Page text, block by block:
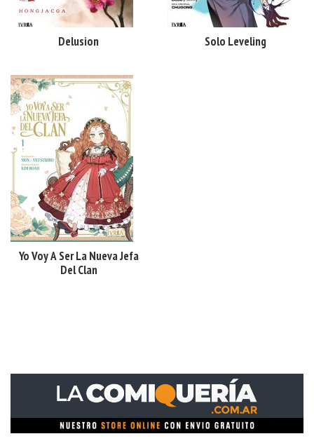
Delusion Solo Leveling
Yo Voy A Ser La Nueva Jefa
Del Clan